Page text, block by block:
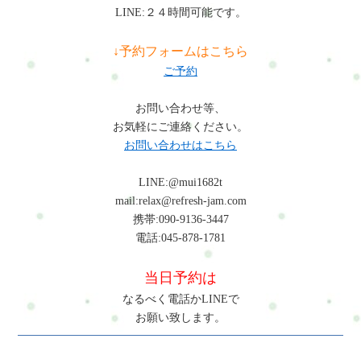
LINE:２４時間可能です。
↓予約フォームはこちら
ご予約
お問い合わせ等、
お気軽にご連絡ください。
お問い合わせはこちら
LINE:@mui1682t
mail:relax@refresh-jam.com
携帯:090-9136-3447
電話:045-878-1781
当日予約は
なるべく電話かLINEで
お願い致します。